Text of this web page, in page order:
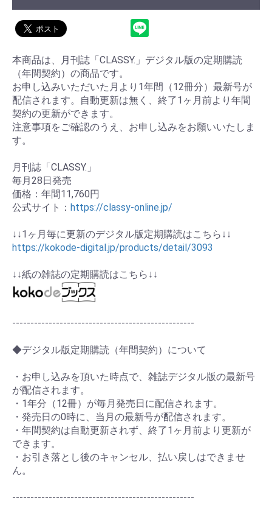
本商品は、月刊誌「CLASSY.」デジタル版の定期購読
（年間契約）の商品です。
お申し込みいただいた月より1年間（12冊分）最新号が
配信されます。自動更新は無く、終了1ヶ月前より年間
契約の更新ができます。
注意事項をご確認のうえ、お申し込みをお願いいたしま
す。
月刊誌「CLASSY.」
毎月28日発売
価格：年間11,760円
公式サイト： https://classy-online.jp/
↓↓1ヶ月毎に更新のデジタル版定期購読はこちら↓↓
https://kokode-digital.jp/products/detail/3093
↓↓紙の雑誌の定期購読はこちら↓↓
--------------------------------------------------
◆デジタル版定期購読（年間契約）について
・お申し込みを頂いた時点で、雑誌デジタル版の最新号
が配信されます。
・1年分（12冊）が毎月発売日に配信されます。
・発売日の0時に、当月の最新号が配信されます。
・年間契約は自動更新されず、終了1ヶ月前より更新が
できます。
・お引き落とし後のキャンセル、払い戻しはできませ
ん。
--------------------------------------------------